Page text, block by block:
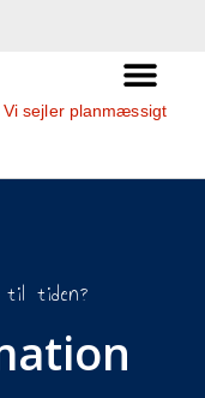
Vi sejler planmæssigt
til tiden?